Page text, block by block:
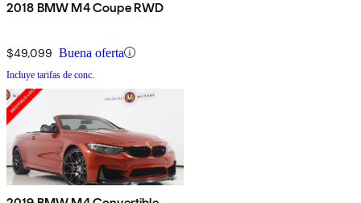
2018 BMW M4 Coupe RWD
$49,099 Buena oferta
Incluye tarifas de conc.